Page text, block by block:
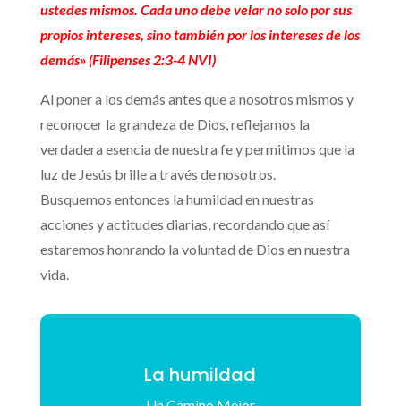
ustedes mismos. Cada uno debe velar no solo por sus
propios intereses, sino también por los intereses de los
demás» (Filipenses 2:3-4 NVI)
Al poner a los demás antes que a nosotros mismos y
reconocer la grandeza de Dios, reflejamos la
verdadera esencia de nuestra fe y permitimos que la
luz de Jesús brille a través de nosotros.
Busquemos entonces la humildad en nuestras
acciones y actitudes diarias, recordando que así
estaremos honrando la voluntad de Dios en nuestra
vida.
La humildad